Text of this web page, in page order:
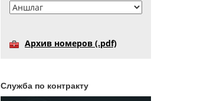
Архив номеров (.pdf)
Служба по контракту